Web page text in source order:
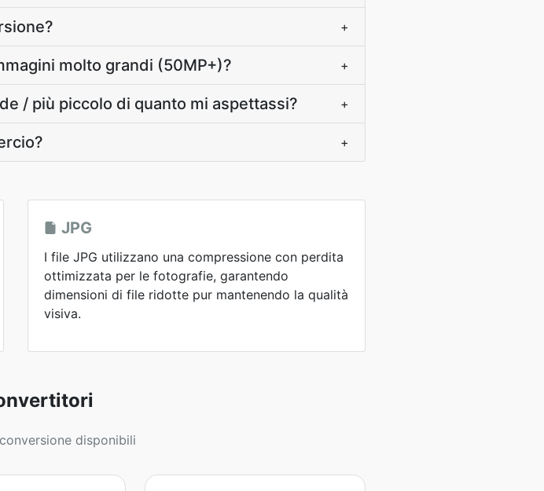
+
molto grandi (50MP+)? +
/ più piccolo di quanto mi aspettassi? +
+
JPG
I file JPG utilizzano una compressione con perdita
ottimizzata per le fotografie, garantendo
dimensioni di file ridotte pur mantenendo la qualità
visiva.
disponibili